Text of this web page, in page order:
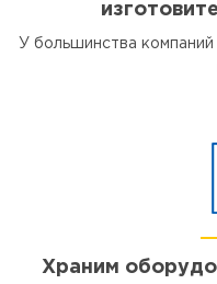
У большинства
Храним